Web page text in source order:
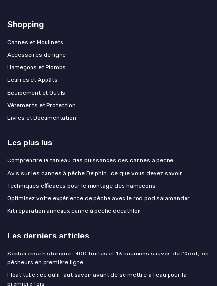
Shopping
Cannes et Moulinets
Accessoires de ligne
Hameçons et Plombs
Leurres et Appâts
Équipement et Outils
Vêtements et Protection
Livres et Documentation
Les plus lus
Comprendre le tableau des puissances des cannes à pêche
Avis sur les cannes à pêche Delphin : ce que vous devez savoir
Techniques efficaces pour le montage des hameçons
Optimisez votre expérience de pêche avec le rod pod salamander
Kit réparation anneaux canne à pêche decathlon
Les derniers articles
Sécheresse historique : 400 truites et 13 saumons sauvés de l'Odet, les
pêcheurs en première ligne
Float tube : ce qu'il faut savoir avant de se mettre à l'eau pour la
première fois